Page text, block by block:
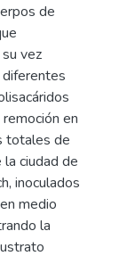
de
vez
diferentes
en
totales de
ciudad de
inoculados
medio
la